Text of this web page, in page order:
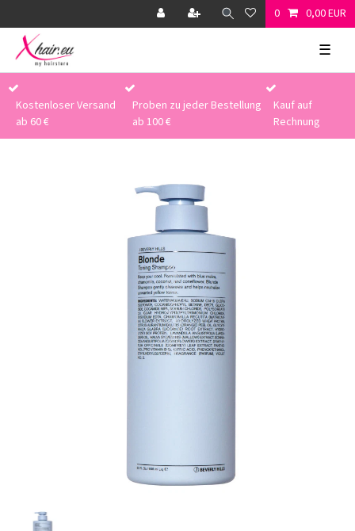
0 0,00 EUR
☰
Kostenloser Versand
ab 60 €
Proben zu jeder Bestellung
ab 100 €
Kauf auf
Rechnung